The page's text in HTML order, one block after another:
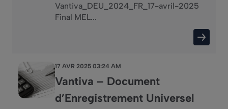
Vantiva_DEU_2024_FR_17-avril-2025
Final MEL...
17 AVR 2025 03:24 AM
Vantiva – Document
d’Enregistrement Universel